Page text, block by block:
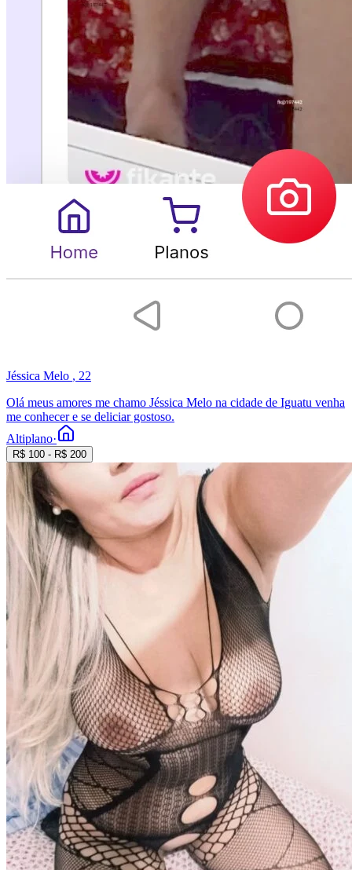
Jéssica Melo , 22
Olá meus amores me chamo Jéssica Melo na cidade de Iguatu venha
me conhecer e se deliciar gostoso.
Altiplano·
R$ 100 - R$ 200